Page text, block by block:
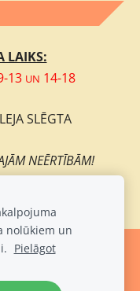
LAIKS:
13 UN 14-18
SLĒGTA
NEĒRTĪBĀM!
nolūkiem un
Pielāgot